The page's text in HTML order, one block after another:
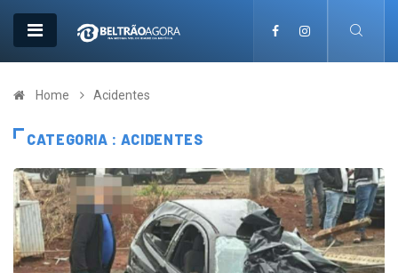
Home Acidentes
CATEGORIA : ACIDENTES